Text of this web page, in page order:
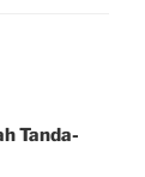
Tanda-